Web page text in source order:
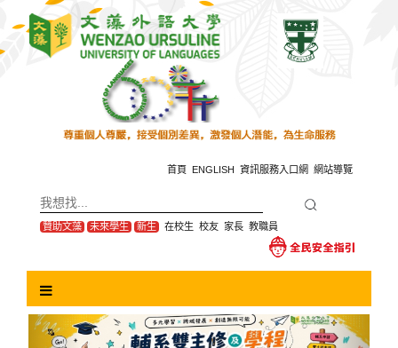
主
首頁 ENGLISH 資訊服務入口網 網站導覽
贊助文藻 未來學生 新生 在校生 校友 家長 教職員
Previous Next